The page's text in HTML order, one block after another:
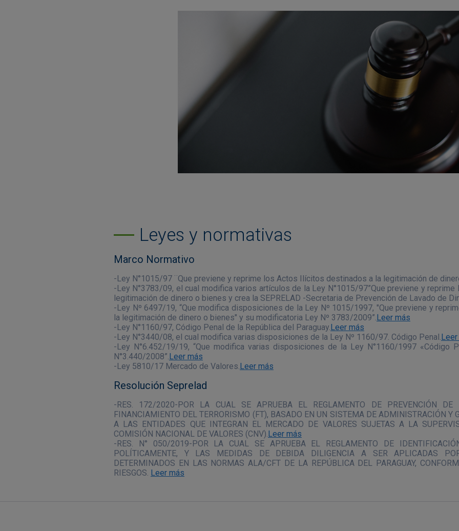
Leyes y normativas
Marco Normativo
-Ley N°1015/97 ¨Que previene y reprime los Actos Ilícitos destinados a la legitimación de
-Ley N°3783/09, el cual modifica varios artículos de la Ley N°1015/97”Que previene y
legitimación de dinero o bienes y crea la SEPRELAD -Secretaria de Prevención de Lavado de
-Ley Nº 6497/19, “Que modifica disposiciones de la Ley Nº 1015/1997, "Que previene y
la legitimación de dinero o bienes" y su modificatoria Ley Nº 3783/2009”. Leer más
-Ley N°1160/97, Código Penal de la República del Paraguay. Leer más
-Ley N°3440/08, el cual modifica varias disposiciones de la Ley Nº 1160/97. Código Penal.
-Ley N°6.452/19/19, “Que modifica varias disposiciones de la Ley N°1160/1997 «Código
N°3.440/2008”. Leer más
-Ley 5810/17 Mercado de Valores. Leer más
Resolución Seprelad
-RES. 172/2020-POR LA CUAL SE APRUEBA EL REGLAMENTO DE PREVENCIÓN
FINANCIAMIENTO DEL TERRORISMO (FT), BASADO EN UN SISTEMA DE ADMINISTRACIÓN Y
A LAS ENTIDADES QUE INTEGRAN EL MERCADO DE VALORES SUJETAS A LA
COMISIÓN NACIONAL DE VALORES (CNV). Leer más
-RES. N° 050/2019-POR LA CUAL SE APRUEBA EL REGLAMENTO DE
POLÍTICAMENTE, Y LAS MEDIDAS DE DEBIDA DILIGENCIA A SER APLICADAS
DETERMINADOS EN LAS NORMAS ALA/CFT DE LA REPÚBLICA DEL PARAGUAY,
RIESGOS. Leer más